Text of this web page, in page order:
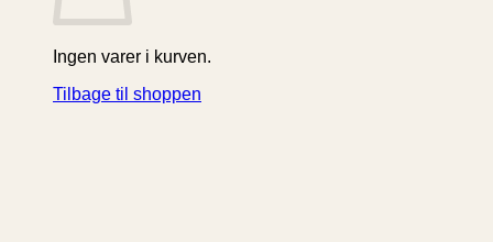
Ingen varer i kurven.
Tilbage til shoppen